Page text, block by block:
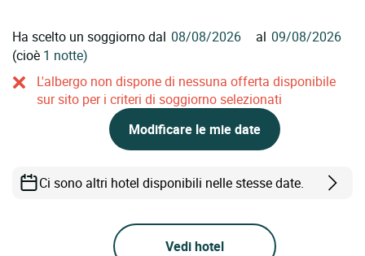
Ha scelto un soggiorno dal
al
(cioè 1 notte)
L'albergo non dispone di nessuna offerta disponibile
sur sito per i criteri di soggiorno selezionati
Modificare le mie date
Ci sono altri hotel disponibili nelle stesse date.
Vedi hotel